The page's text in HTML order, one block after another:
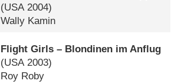
(USA 2004)
Wally Kamin
Flight Girls – Blondinen im Anflug
(USA2003)
Roy Roby